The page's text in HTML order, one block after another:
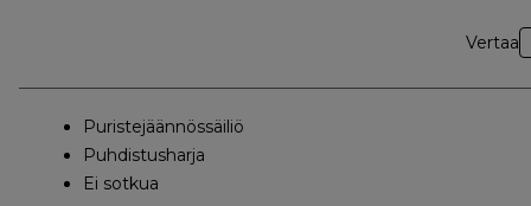
Vertaa
Puristejäännössäiliö
Puhdistusharja
Ei sotkua